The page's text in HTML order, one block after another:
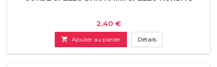
Prix
2,40 €
 Ajouter au panier Détails